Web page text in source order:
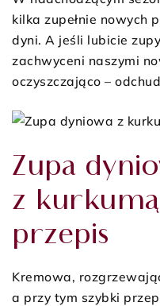
kilka zupełnie nowych
dyni. A jeśli lubicie
zachwyceni naszymi
oczyszczająco –
Zupa
z
przepis
Kremowa,
a przy tym szybki